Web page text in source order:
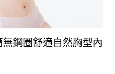
無鋼圈舒適自然胸型內